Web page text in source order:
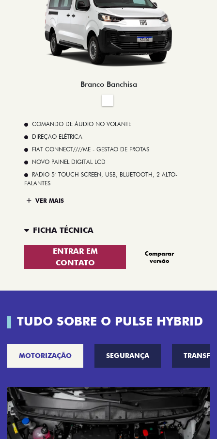
Branco Banchisa
COMANDO DE ÁUDIO NO VOLANTE
DIREÇÃO ELÉTRICA
FIAT CONNECT////ME - GESTAO DE FROTAS
NOVO PAINEL DIGITAL LCD
RADIO 5" TOUCH SCREEN, USB, BLUETOOTH, 2 ALTO-
FALANTES
VER MAIS
FICHA TÉCNICA
ENTRAR EM
CONTATO
Comparar
versão
TUDO SOBRE O PULSE HYBRID
MOTORIZAÇÃO SEGURANÇA